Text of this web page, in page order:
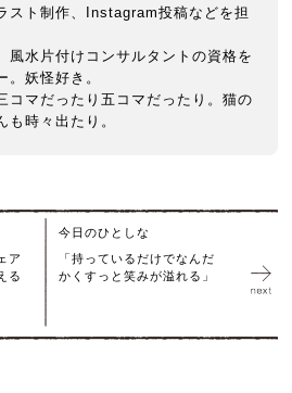
スト制作、Instagram投稿などを担
風水片付けコンサルタントの資格を
。妖怪好き。
コマだったり五コマだったり。猫の
も時々出たり。
ア
る
今日のひとしな
「持っているだけでなんだ
かくすっと笑みが溢れる」